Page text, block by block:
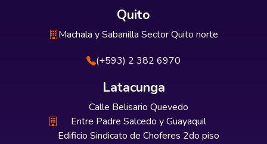
Quito
Machala y Sabanilla Sector Quito norte
(+593) 2 382 6970
Latacunga
Calle Belisario Quevedo
Entre Padre Salcedo y Guayaquil
Edificio Sindicato de Choferes 2do piso